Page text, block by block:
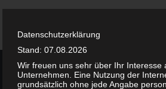
71032 Böblingen
07031-72680
info@ott-glaserei-fensterbau.de
Datenschutzerklärung
Stand: 07.08.2026
Wir freuen uns sehr über Ihr Interesse
Unternehmen. Eine Nutzung der
grundsätzlich ohne jede Angabe